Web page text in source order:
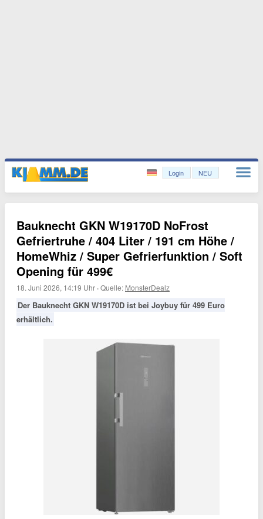
Login NEU
Bauknecht GKN W19170D NoFrost
Gefriertruhe / 404 Liter / 191 cm Höhe /
HomeWhiz / Super Gefrierfunktion / Soft
Opening für 499€
18. Juni 2026, 14:19 Uhr ·Quelle: MonsterDealz
Der Bauknecht GKN W19170D ist bei Joybuy für 499 Euro
erhältlich.